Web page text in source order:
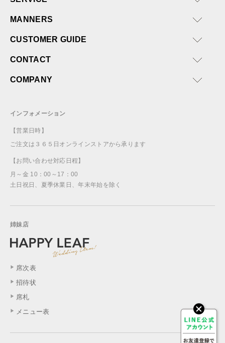
MANNERS
CUSTOMER GUIDE
CONTACT
COMPANY
インフォメーション
【営業日時】
ご注文は３６５日オンラインストアから承ります
【お問い合わせ対応日程】
月～金 10：00～17：00
土日祝日、夏季休業日、年末年始を除く
姉妹店
席次表
招待状
席札
メニュー表